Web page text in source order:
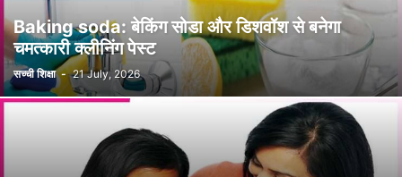
Baking soda: बेकिंग सोडा और डिशवॉश से बनेगा
चमत्कारी क्लीनिंग पेस्ट
सच्ची शिक्षा - 21 July, 2026